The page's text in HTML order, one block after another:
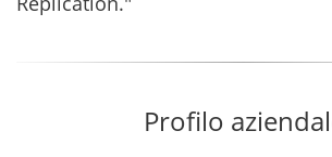
Profilo